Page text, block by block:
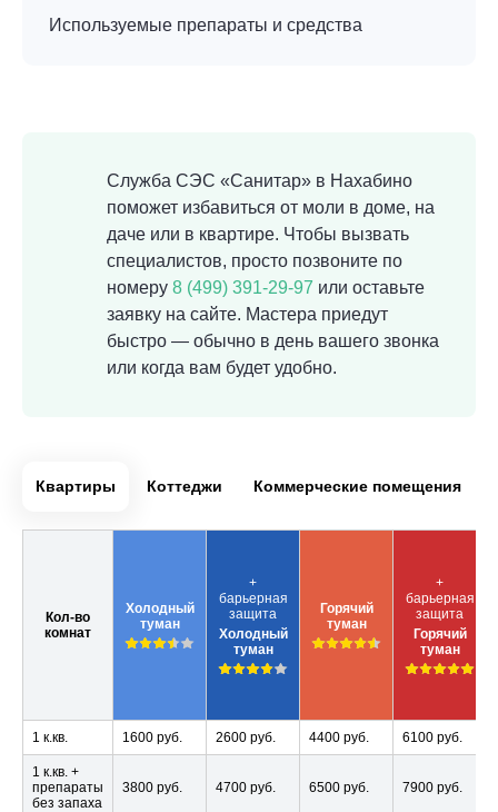
Используемые препараты и средства
Служба СЭС «Санитар» в Нахабино
поможет избавиться от моли в доме, на
даче или в квартире. Чтобы вызвать
специалистов, просто позвоните по
номеру 8 (499) 391-29-97 или оставьте
заявку на сайте. Мастера приедут
быстро — обычно в день вашего звонка
или когда вам будет удобно.
Квартиры Коттеджи Коммерческие помещения
Кол-во
комнат
Холодный
туман
+
барьерная
защита
Холодный
туман
Горячий
туман
+
барьерная
защита
Горячий
туман
1 к.кв. 1600 руб. 2600 руб. 4400 руб. 6100 руб.
1 к.кв. +
препараты
без запаха
3800 руб. 4700 руб. 6500 руб. 7900 руб.